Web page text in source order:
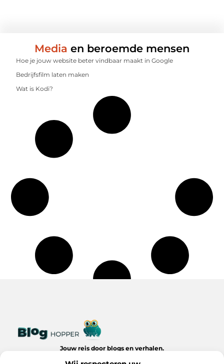
Media en beroemde mensen
Hoe je jouw website beter vindbaar maakt in Google
Bedrijfsfilm laten maken
Wat is Kodi?
Jouw reis door blogs en verhalen.